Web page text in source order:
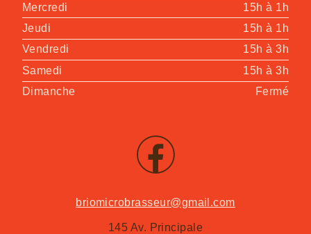
Mercredi
15h à 1h
Jeudi
15h à 1h
Vendredi
15h à 3h
Samedi
15h à 3h
Dimanche
Fermé
briomicrobrasseur@gmail.com
145 Av. Principale